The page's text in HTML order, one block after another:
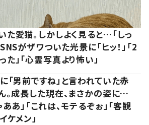
た愛猫。しかしよく見ると…「しっ
がザワついた光景に「ヒッ！」「2
」「心霊写真より怖い」
「男前ですね」と言われていた赤
。成長した現在、まさかの姿に…
ああ」「これは、モテるぞぉ」「客観
ケメン」